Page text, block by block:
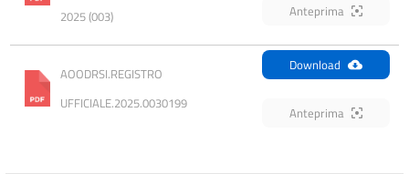
2025 (003)
Anteprima
AOODRSI.REGISTRO
UFFICIALE.2025.0030199
Download
Anteprima